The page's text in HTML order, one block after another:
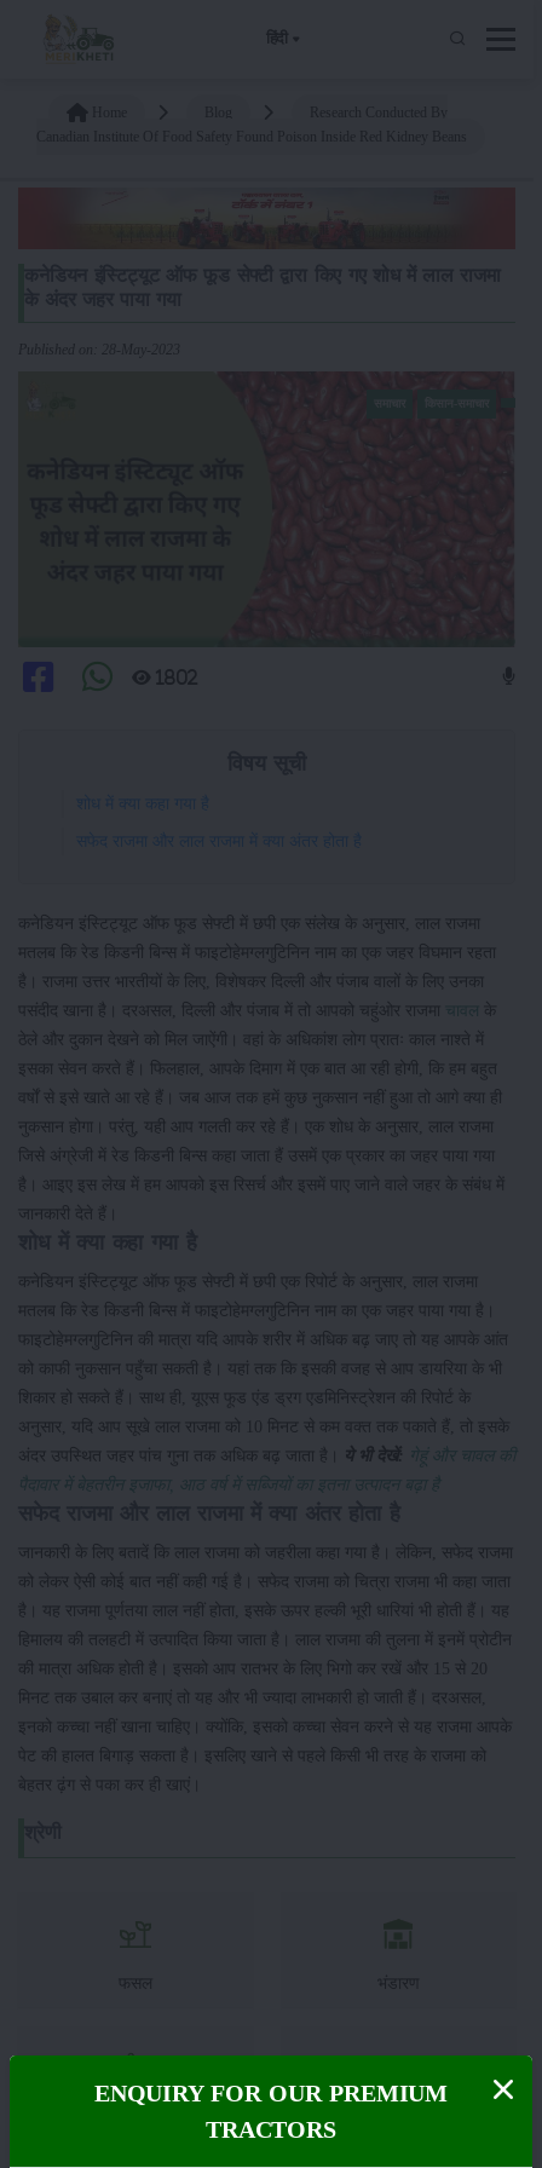
हिंदी
Published on: 28-May-2023
1802
शोध में क्या कहा गया है
सफेद राजमा और लाल राजमा में क्या अंतर होता है
कनेडियन इंस्टिट्यूट ऑफ फूड सेफ्टी में छपी एक संलेख के अनुसार, लाल राजमा
मतलब कि रेड किडनी बिन्स में फाइटोहेमग्लगुटिनिन नाम का एक जहर विघमान रहता
है। राजमा उत्तर भारतीयों के लिए, विशेषकर दिल्ली और पंजाब वालों के लिए उनका
पसंदीद खाना है। दरअसल, दिल्ली और पंजाब में तो आपको चहुंओर राजमा चावल के
ठेले और दुकान देखने को मिल जाऐंगी। वहां के अधिकांश लोग प्रातः काल नाश्ते में
इसका सेवन करते हैं। फिलहाल, आपके दिमाग में एक बात आ रही होगी, कि हम बहुत
वर्षों से इसे खाते आ रहे हैं। जब आज तक हमें कुछ नुकसान नहीं हुआ तो आगे क्या ही
नुकसान होगा। परंतु, यही आप गलती कर रहे हैं। एक शोध के अनुसार, लाल राजमा
जिसे अंग्रेजी में रेड किडनी बिन्स कहा जाता हैं उसमें एक प्रकार का जहर पाया गया
है। आइए इस लेख में हम आपको इस रिसर्च और इसमें पाए जाने वाले जहर के संबंध में
जानकारी देते हैं।
कनेडियन इंस्टिट्यूट ऑफ फूड सेफ्टी में छपी एक रिपोर्ट के अनुसार, लाल राजमा
मतलब कि रेड किडनी बिन्स में फाइटोहेमग्लगुटिनिन नाम का एक जहर पाया गया है।
फाइटोहेमग्लगुटिनिन की मात्रा यदि आपके शरीर में अधिक बढ़ जाए तो यह आपके आंत
को काफी नुकसान पहुँचा सकती है। यहां तक कि इसकी वजह से आप डायरिया के भी
शिकार हो सकते हैं। साथ ही, यूएस फूड एंड ड्रग एडमिनिस्ट्रेशन की रिपोर्ट के
अनुसार, यदि आप सूखे लाल राजमा को 10 मिनट से कम वक्त तक पकाते हैं, तो इसके
अंदर उपस्थित जहर पांच गुना तक अधिक बढ़ जाता है।
ये भी देखें: गेहूं और चावल की
पैदावार में बेहतरीन इजाफा, आठ वर्ष में सब्जियों का इतना उत्पादन बढ़ा है
जानकारी के लिए बतादें कि लाल राजमा को जहरीला कहा गया है। लेकिन, सफेद राजमा
को लेकर ऐसी कोई बात नहीं कही गई है। सफेद राजमा को चित्रा राजमा भी कहा जाता
है। यह राजमा पूर्णतया लाल नहीं होता, इसके ऊपर हल्की भूरी धारियां भी होती हैं। यह
हिमालय की तलहटी में उत्पादित किया जाता है। लाल राजमा की तुलना में इनमें प्रोटीन
की मात्रा अधिक होती है। इसको आप रातभर के लिए भिगो कर रखें और 15 से 20
मिनट तक उबाल कर बनाएं तो यह और भी ज्यादा लाभकारी हो जाती हैं। दरअसल,
इनको कच्चा नहीं खाना चाहिए। क्योंकि, इसको कच्चा सेवन करने से यह राजमा आपके
पेट की हालत बिगाड़ सकता है। इसलिए खाने से पहले किसी भी तरह के राजमा को
बेहतर ढ़ंग से पका कर ही खाएं।
फसल भंडारण
ENQUIRY FOR OUR PREMIUM
TRACTORS